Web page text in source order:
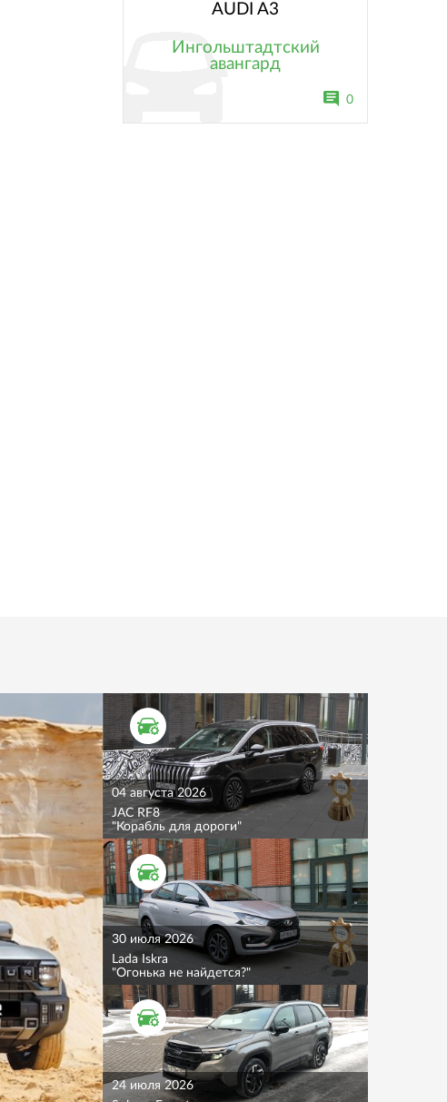
AUDI A3
Ингольштадтский
авангард
0
ТЕСТ ДРАЙВ
04 августа 2026
JAC RF8
"Корабль для дороги"
ТЕСТ ДРАЙВ
30 июля 2026
Lada Iskra
"Огонька не найдется?"
ТЕСТ ДРАЙВ
24 июля 2026